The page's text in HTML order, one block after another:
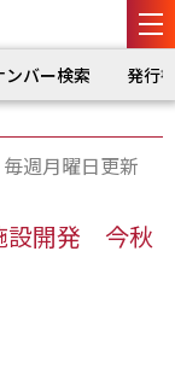
ンバー検索 発行
毎週月曜日更新
設開発 今秋